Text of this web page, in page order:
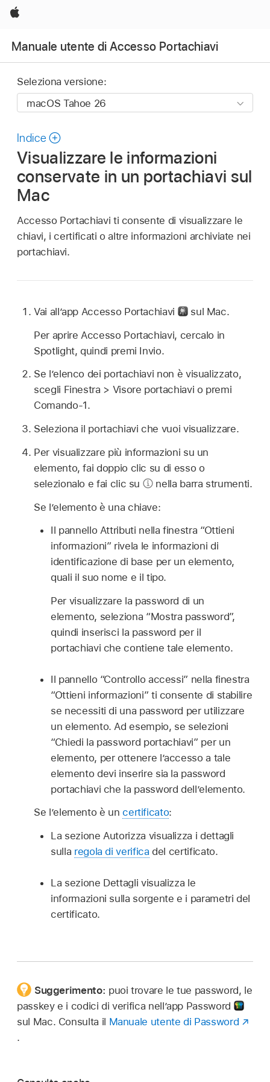
Apple
Manuale utente di Accesso Portachiavi
Seleziona versione:
Indice
Visualizzare le informazioni
conservate in un portachiavi sul
Mac
Accesso Portachiavi ti consente di visualizzare le
chiavi, i certificati o altre informazioni archiviate nei
portachiavi.
Vai all’app Accesso Portachiavi
sul Mac.
Per aprire Accesso Portachiavi, cercalo in
Spotlight, quindi premi Invio.
Se l’elenco dei portachiavi non è visualizzato,
scegli Finestra > Visore portachiavi o premi
Comando-1.
Seleziona il portachiavi che vuoi visualizzare.
Per visualizzare più informazioni su un
elemento, fai doppio clic su di esso o
selezionalo e fai clic su
nella barra strumenti.
Se l’elemento è una chiave:
Il pannello Attributi nella finestra “Ottieni
informazioni” rivela le informazioni di
identificazione di base per un elemento,
quali il suo nome e il tipo.
Per visualizzare la password di un
elemento, seleziona “Mostra password”,
quindi inserisci la password per il
portachiavi che contiene tale elemento.
Il pannello “Controllo accessi” nella finestra
“Ottieni informazioni” ti consente di stabilire
se necessiti di una password per utilizzare
un elemento. Ad esempio, se selezioni
“Chiedi la password portachiavi” per un
elemento, per ottenere l’accesso a tale
elemento devi inserire sia la password
portachiavi che la password dell’elemento.
Se l’elemento è uncertificato:
La sezione Autorizza visualizza i dettagli
sulla regola di verifica del certificato.
La sezione Dettagli visualizza le
informazioni sulla sorgente e i parametri del
certificato.
Suggerimento: puoi trovare le tue password, le
passkey e i codici di verifica nell’app Password
sul Mac. Consulta il Manuale utente di Password
.